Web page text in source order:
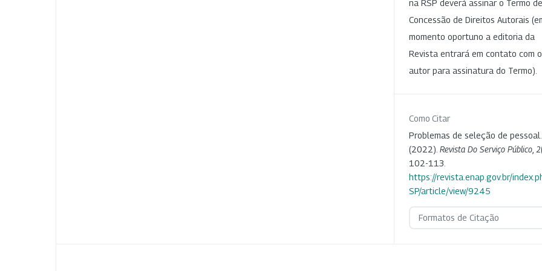
na RSP deverá assinar o Termo de
Concessão de Direitos Autorais
momento oportuno a editoria da
Revista entrará em contato com o
autor para assinatura do Termo).
Como Citar
Problemas de seleção de pessoal.
(2022). Revista Do Serviço Público 2
102-113.
https://revista.enap.gov.br/
SP/article/view/9245
Formatos de Citação